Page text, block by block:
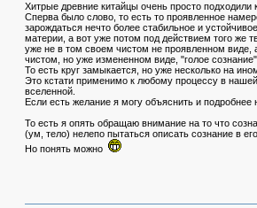
Хитрые древние китайцы очень просто подходили
Сперва было слово, то есть то проявленное
зарождаться нечто более стабильное и
материи, а вот уже потом под действием того же
уже не в том своем чистом не проявленном виде,
чистом, но уже измененном виде, "голое
То есть круг замыкается, но уже несколько на
Это кстати применимо к любому процессу в
вселенной.
Если есть желание я могу объяснить и
То есть я опять обращаю внимание на то что
(ум, тело) нелепо пытаться описать сознание в
Но понять можно